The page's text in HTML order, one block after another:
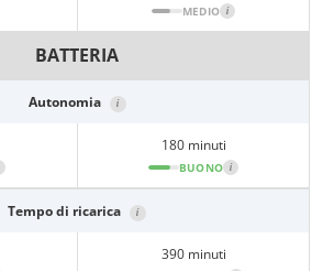
MEDIO i
BATTERIA
Autonomia i
180 minuti
BUONO i
Tempo di ricarica i
390 minuti